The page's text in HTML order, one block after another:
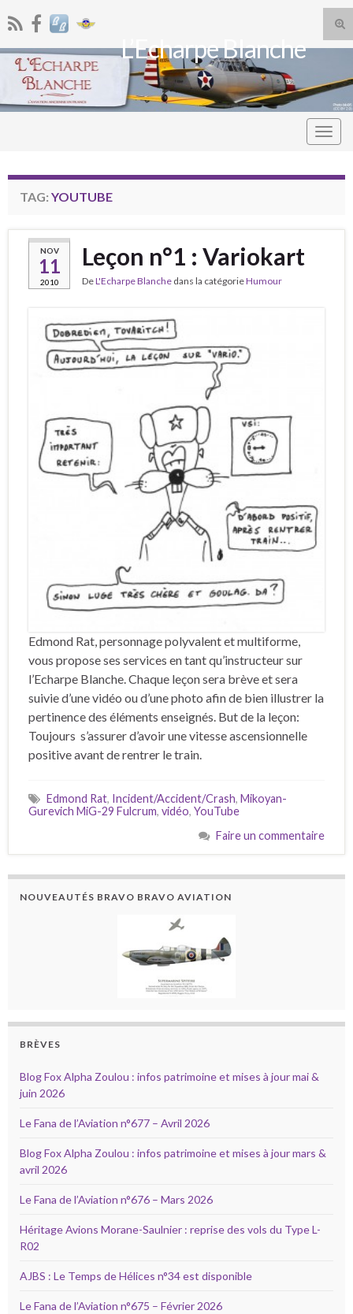
Search for:L’Echarpe Blanche
TAG: YOUTUBE
NOV
11
2010
Leçon n°1 : Variokart
DeL'Echarpe Blanche dans la catégorieHumour
Edmond Rat, personnage polyvalent et multiforme,
vous propose ses services en tant qu’instructeur sur
l’Echarpe Blanche. Chaque leçon sera brève et sera
suivie d’une vidéo ou d’une photo afin de bien illustrer la
pertinence des éléments enseignés. But de la leçon:
Toujours s’assurer d’avoir une vitesse ascensionnelle
positive avant de rentrer le train.
Edmond Rat, Incident/Accident/Crash, Mikoyan-
Gurevich MiG-29 Fulcrum, vidéo, YouTube
Faire un commentaire
NOUVEAUTÉS BRAVO BRAVO AVIATION
BRÈVES
Blog Fox Alpha Zoulou : infos patrimoine et mises à jour mai &
juin 2026
Le Fana de l’Aviation n°677 – Avril 2026
Blog Fox Alpha Zoulou : infos patrimoine et mises à jour mars &
avril 2026
Le Fana de l’Aviation n°676 – Mars 2026
Héritage Avions Morane-Saulnier : reprise des vols du Type L-
R02
AJBS : Le Temps de Hélices n°34 est disponible
Le Fana de l’Aviation n°675 – Février 2026